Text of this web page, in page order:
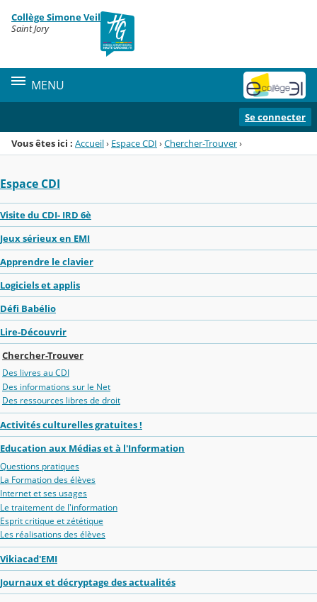
Menu de la rubrique
Contenu
Collège Simone Veil
Saint Jory
MENU
Se connecter
Vous êtes ici : Accueil› Espace CDI ›Chercher-Trouver›
Espace CDI
Visite du CDI- IRD 6è
Jeux sérieux en EMI
Apprendre le clavier
Logiciels et applis
Défi Babélio
Lire-Découvrir
Chercher-Trouver
Des livres au CDI
Des informations sur le Net
Des ressources libres de droit
Activités culturelles gratuites !
Education aux Médias et à l'Information
Questions pratiques
La Formation des élèves
Internet et ses usages
Le traitement de l'information
Esprit critique et zététique
Les réalisations des élèves
Vikiacad'EMI
Journaux et décryptage des actualités